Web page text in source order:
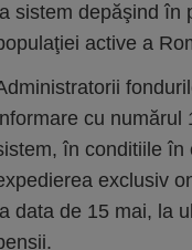
la sistem depăşind
active a
cu numărul
în conditiile în
exclusiv
la data de 15 mai, la